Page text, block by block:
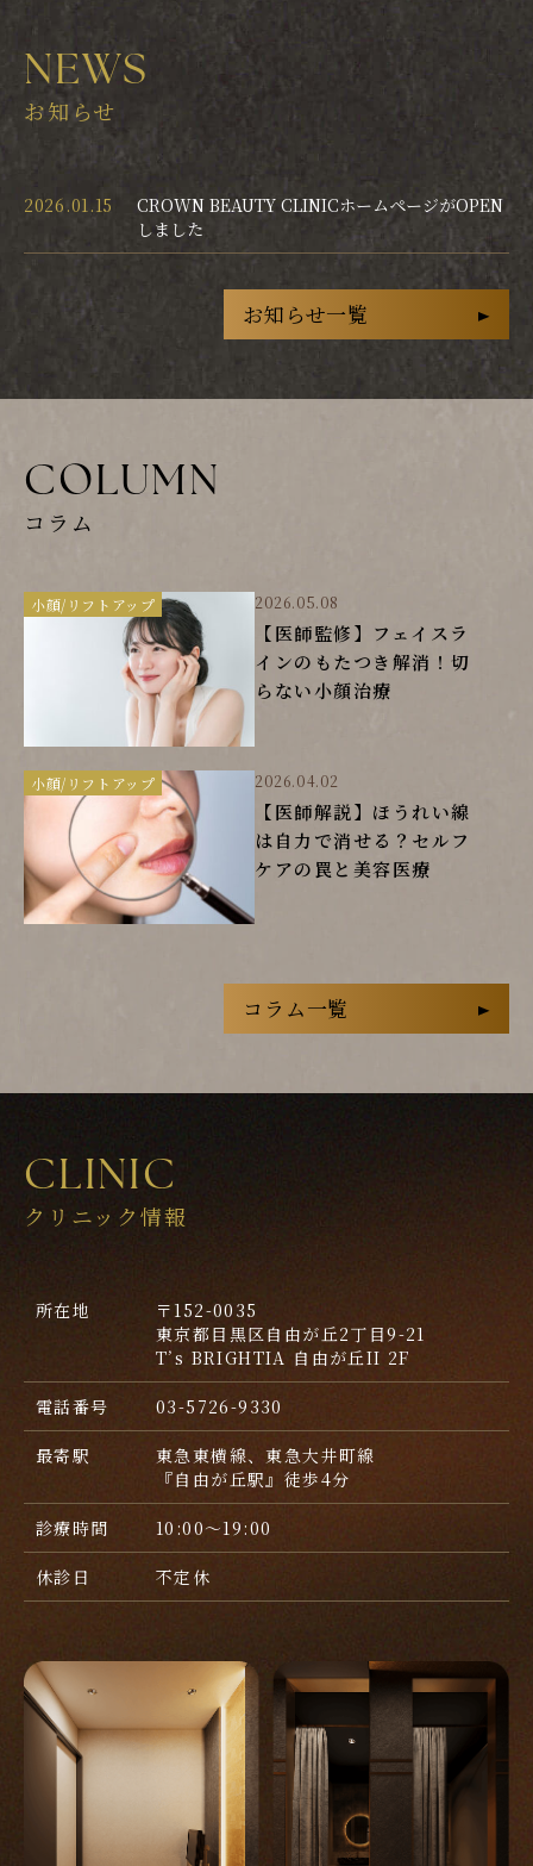
NEWS
お知らせ
2026.01.15
CROWN BEAUTY CLINICホームページがOPEN
しました
お知らせ一覧
COLUMN
コラム
小顔/リフトアップ 2026.05.08
【医師監修】フェイスラ
インのもたつき解消！切
らない小顔治療
小顔/リフトアップ 2026.04.02
【医師解説】ほうれい線
は自力で消せる？セルフ
ケアの罠と美容医療
コラム一覧
CLINIC
クリニック情報
所在地
〒152-0035
東京都目黒区自由が丘2丁目9-21
T’s BRIGHTIA 自由が丘II 2F
電話番号 03-5726-9330
最寄駅
東急東横線、東急大井町線
『自由が丘駅』徒歩4分
診療時間 10:00～19:00
休診日 不定休